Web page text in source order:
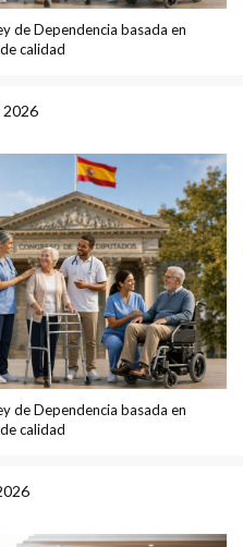
de Dependencia basada en
calidad
2026
de Dependencia basada en
calidad